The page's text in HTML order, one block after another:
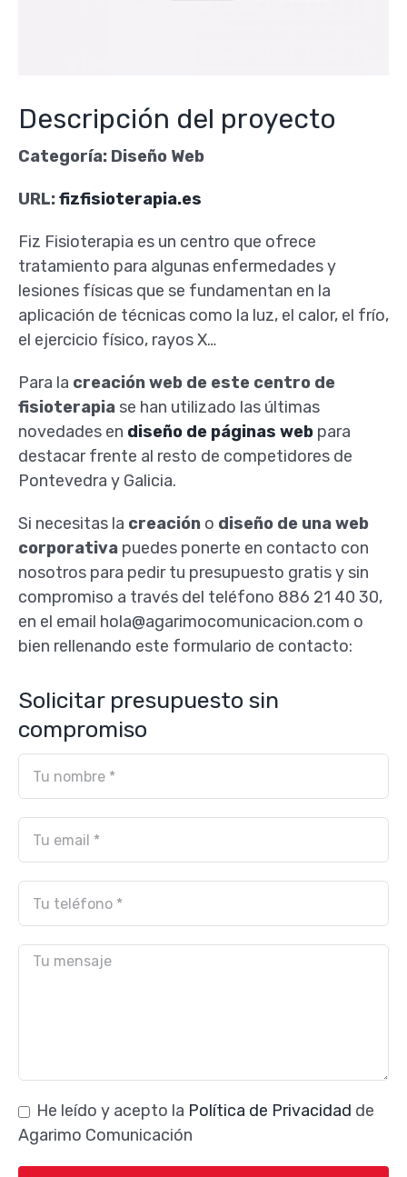
Descripción del proyecto
Categoría: Diseño Web
URL:fizfisioterapia.es
Fiz Fisioterapia es un centro que ofrece
tratamiento para algunas enfermedades y
lesiones físicas que se fundamentan en la
aplicación de técnicas como la luz, el calor, el frío,
el ejercicio físico, rayos X…
Para la creación webde este centro de
fisioterapiase han utilizado las últimas
novedades en diseño de páginas webpara
destacar frente al resto de competidores de
Pontevedra y Galicia.
Si necesitas la creación o diseño de una web
corporativa puedes ponerte en contacto con
nosotros para pedir tu presupuesto gratis y sin
compromiso a través del teléfono 886 21 40 30,
en el email hola@agarimocomunicacion.com o
bien rellenando este formulario de contacto:
Solicitar presupuesto sin
compromiso
He leído y acepto la Política de Privacidad de
Agarimo Comunicación